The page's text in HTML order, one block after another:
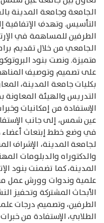
الجامعة وجامعة المدينة
التأسيس. وتهدف الإتفاقية
الطرفين للمساهمة في
الجامعي من خلال تقديم
متميزة. ونصت بنود
على تصميم وتوصيف
بكليات جامعة المدينة،
التدريس والهيئة
الإستفادة من إمكانيات
عين شمس، إلى جانب
في وضع خطط إبتعاث أعضاء
لجامعة المدينة، الإشراف
والدكتوراه والدبلومات
المدينة، كما تضمنت بنود
علمية وندوات وورش عمل
الأبحاث المشتركة وتحفيز
الطرفين، وتصميم درجات
الطلابي، الإستفادة من